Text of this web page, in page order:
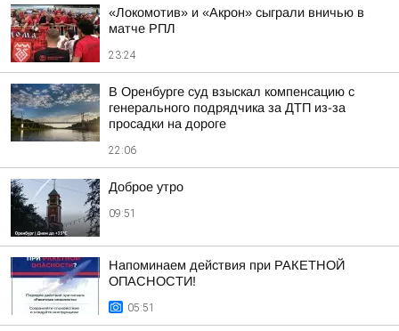
«Локомотив» и «Акрон» сыграли вничью в
матче РПЛ
23:24
В Оренбурге суд взыскал компенсацию с
генерального подрядчика за ДТП из-за
просадки на дороге
22:06
Доброе утро
09:51
Напоминаем действия при РАКЕТНОЙ
ОПАСНОСТИ!
05:51